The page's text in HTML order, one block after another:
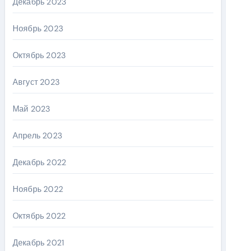
Ноябрь 2023
Октябрь 2023
Август 2023
Май 2023
Апрель 2023
Декабрь 2022
Ноябрь 2022
Октябрь 2022
Декабрь 2021